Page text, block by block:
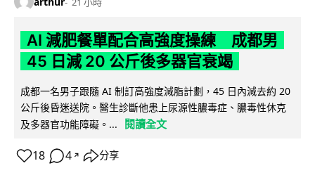
AI 減肥餐單配合高強度操練 成都男
45 日減 20 公斤後多器官衰竭
成都一名男子跟隨 AI 制訂高強度減脂計劃，45 日內減去約 20
公斤後昏迷送院。醫生診斷他患上尿源性膿毒症、膿毒性休克
及多器官功能障礙。...
閱讀全文
18 4 ↗ 分享